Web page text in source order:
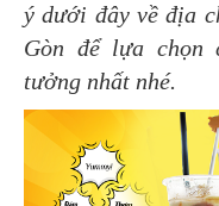
ý dưới đây về địa
Gòn để lựa chọn
tưởng nhất nhé.